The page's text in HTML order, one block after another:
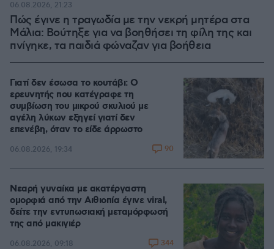
Πώς έγινε η τραγωδία με την νεκρή μητέρα στα
Μάλια: Βούτηξε για να βοηθήσει τη φίλη της και
πνίγηκε, τα παιδιά φώναζαν για βοήθεια
06.08.2026, 21:23
Γιατί δεν έσωσα το κουτάβι: Ο
ερευνητής που κατέγραφε τη
συμβίωση του μικρού σκυλιού με
αγέλη λύκων εξηγεί γιατί δεν
επενέβη, όταν το είδε άρρωστο
06.08.2026, 19:34 90
Νεαρή γυναίκα με ακατέργαστη
ομορφιά από την Αιθιοπία έγινε viral,
δείτε την εντυπωσιακή μεταμόρφωσή
της από μακιγιέρ
06.08.2026, 09:18 344